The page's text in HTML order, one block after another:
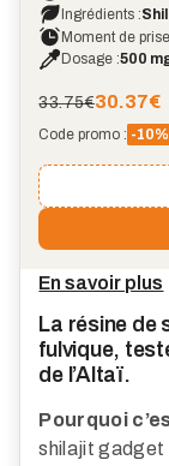
Ingrédients :
Moment de
Dosage :500
33.75€30.37€
Code promo : -10%
En savoir plus
La résine de
fulvique,
de l’Altaï.
Pourquoi
shilajit gadget